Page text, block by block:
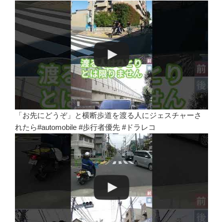
「お先にどうぞ」と横断歩道を渡る人にジェスチャーさ
れたら#automobile #歩行者優先 #ドラレコ